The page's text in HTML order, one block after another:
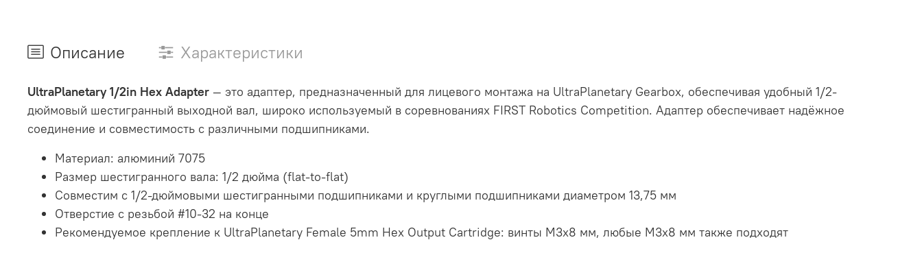
Описание Характеристики
UltraPlanetary 1/2in Hex Adapter — это адаптер, предназначенный для лицевого монтажа на UltraPlanetary Gearbox, обеспечивая удобный 1/2-
дюймовый шестигранный выходной вал, широко используемый в соревнованиях FIRST Robotics Competition. Адаптер обеспечивает надёжное
соединение и совместимость с различными подшипниками.
Материал: алюминий 7075
Размер шестигранного вала: 1/2 дюйма (flat-to-flat)
Совместим с 1/2-дюймовыми шестигранными подшипниками и круглыми подшипниками диаметром 13,75 мм
Отверстие с резьбой #10-32 на конце
Рекомендуемое крепление к UltraPlanetary Female 5mm Hex Output Cartridge: винты M3x8 мм, любые M3x8 мм также подходят